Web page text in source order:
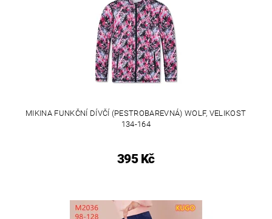
MIKINA FUNKČNÍ DÍVČÍ (PESTROBAREVNÁ) WOLF, VELIKOST
134-164
395 Kč